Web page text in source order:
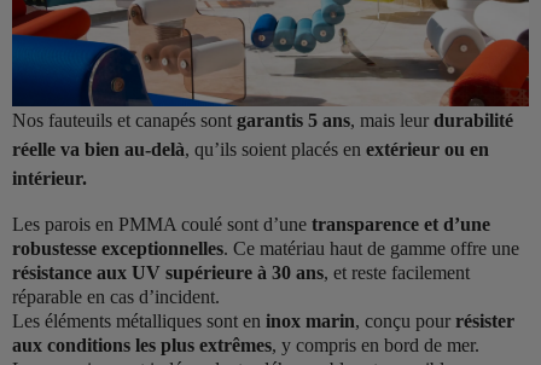
Nos fauteuils et canapés sont garantis 5 ans, mais leur durabilité
réelle va bien au-delà, qu’ils soient placés en extérieur ou en
intérieur.
Les parois en PMMA coulé sont d’une transparence et d’une
robustesse exceptionnelles. Ce matériau haut de gamme offre une
résistance aux UV supérieure à 30 ans, et reste facilement
réparable en cas d’incident.
Les éléments métalliques sont en inox marin, conçu pour résister
aux conditions les plus extrêmes, y compris en bord de mer.